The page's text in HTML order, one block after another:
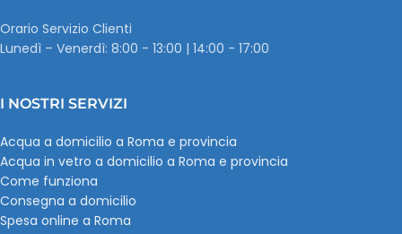
Orario Servizio Clienti
Lunedì – Venerdì: 8:00 - 13:00 | 14:00 - 17:00
I NOSTRI SERVIZI
Acqua a domicilio a Roma e provincia
Acqua in vetro a domicilio a Roma e provincia
Come funziona
Consegna a domicilio
Spesa online a Roma